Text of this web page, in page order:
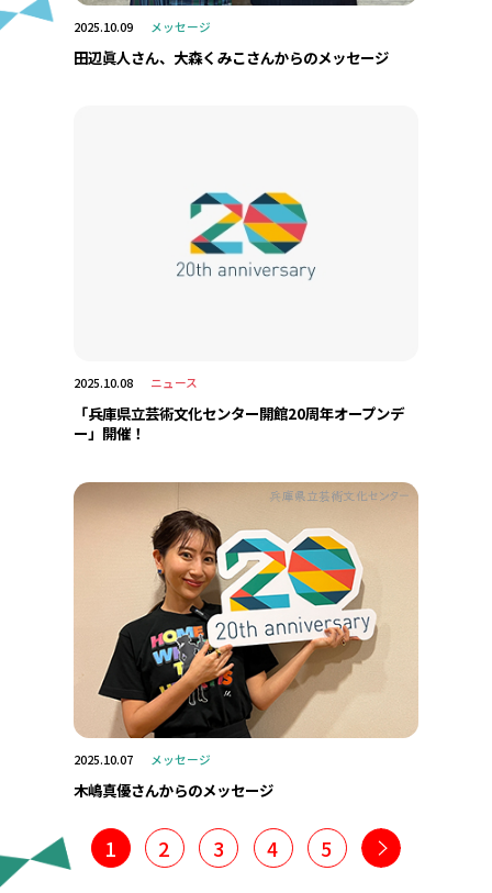
2025.10.09 メッセージ
田辺眞人さん、大森くみこさんからのメッセージ
2025.10.08 ニュース
‎‎「兵庫県立芸術文化センター開館20周年オープンデ
ー」開催！
2025.10.07 メッセージ
木嶋真優さんからのメッセージ
1 2 3 4 5